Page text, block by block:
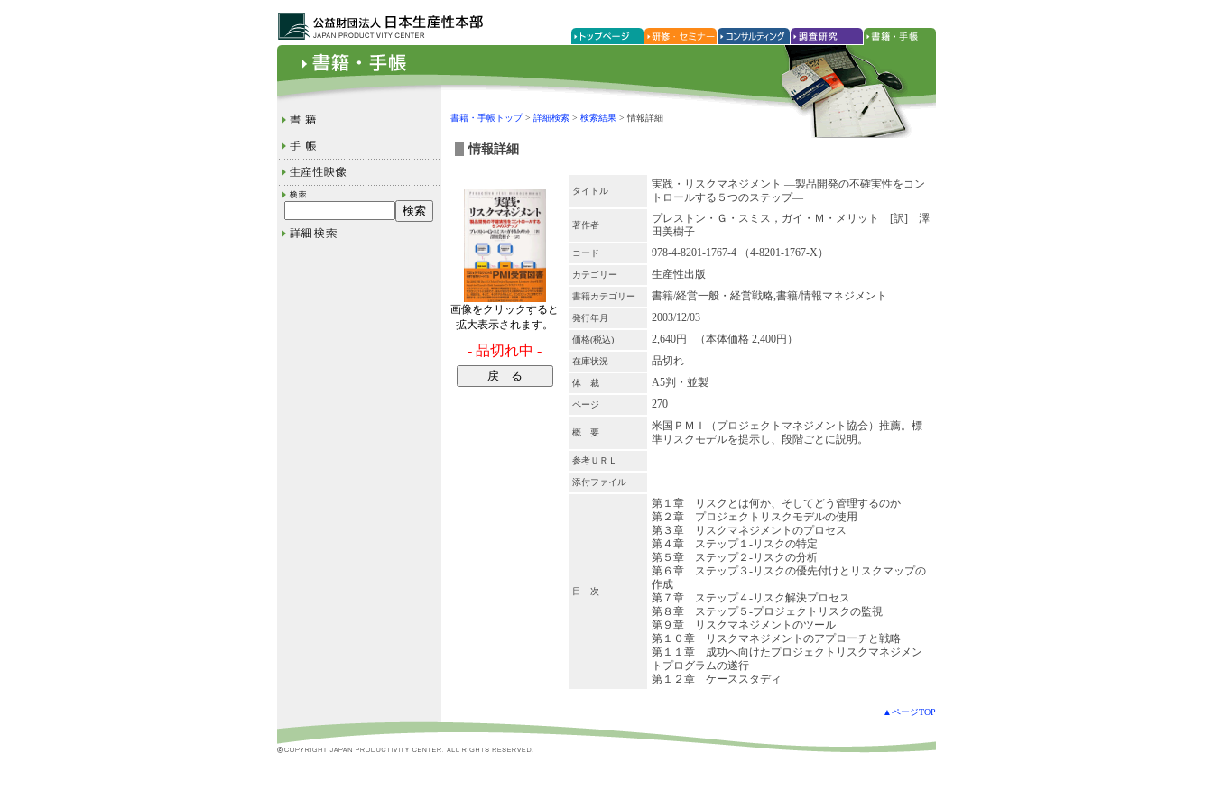
書籍・手帳トップ> 詳細検索 > 検索結果 > 情報詳細
情報詳細
画像をクリックすると
拡大表示されます。
- 品切れ中 -
タイトル
実践・リスクマネジメント ―製品開発の不確実性をコン
トロールする５つのステップ―
著作者
プレストン・Ｇ・スミス，ガイ・Ｍ・メリット [訳] 澤
田美樹子
コード 978-4-8201-1767-4 （4-8201-1767-X）
カテゴリー 生産性出版
書籍カテゴリー 書籍/経営一般・経営戦略,書籍/情報マネジメント
発行年月 2003/12/03
価格(税込) 2,640円 （本体価格 2,400円）
在庫状況 品切れ
体 裁 A5判・並製
ページ 270
概 要
米国ＰＭＩ（プロジェクトマネジメント協会）推薦。標
準リスクモデルを提示し、段階ごとに説明。
参考ＵＲＬ
添付ファイル
目 次
第１章 リスクとは何か、そしてどう管理するのか
第２章 プロジェクトリスクモデルの使用
第３章 リスクマネジメントのプロセス
第４章 ステップ１-リスクの特定
第５章 ステップ２-リスクの分析
第６章 ステップ３-リスクの優先付けとリスクマップの
作成
第７章 ステップ４-リスク解決プロセス
第８章 ステップ５-プロジェクトリスクの監視
第９章 リスクマネジメントのツール
第１０章 リスクマネジメントのアプローチと戦略
第１１章 成功へ向けたプロジェクトリスクマネジメン
トプログラムの遂行
第１２章 ケーススタディ
▲ページTOP